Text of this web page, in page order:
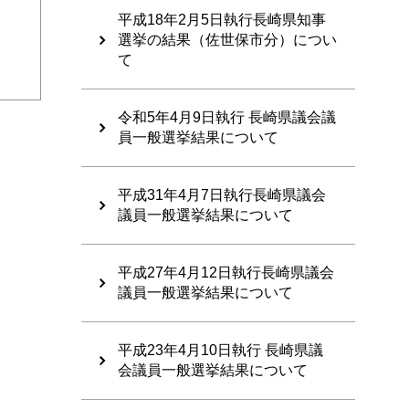
平成18年2月5日執行長崎県知事
選挙の結果（佐世保市分）につい
て
令和5年4月9日執行 長崎県議会議
員一般選挙結果について
平成31年4月7日執行長崎県議会
議員一般選挙結果について
平成27年4月12日執行長崎県議会
議員一般選挙結果について
平成23年4月10日執行 長崎県議
会議員一般選挙結果について